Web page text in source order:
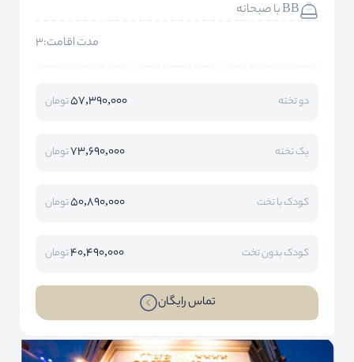
BB با صبحانه
مدت اقامت:3
دو تخته 57,390,000تومان
یک تخته 73,690,000تومان
کودک با تخت 50,890,000تومان
کودک بدون تخت 40,490,000تومان
تماس رایگان